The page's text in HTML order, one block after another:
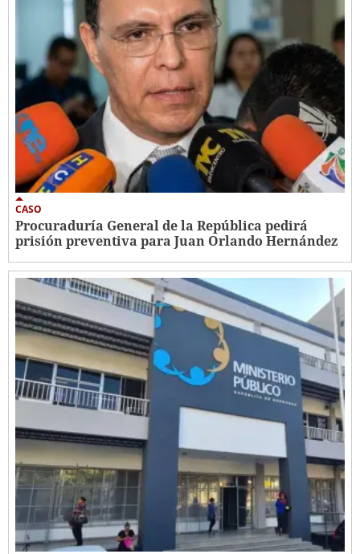
CASO
Procuraduría General de la República pedirá
prisión preventiva para Juan Orlando Hernández